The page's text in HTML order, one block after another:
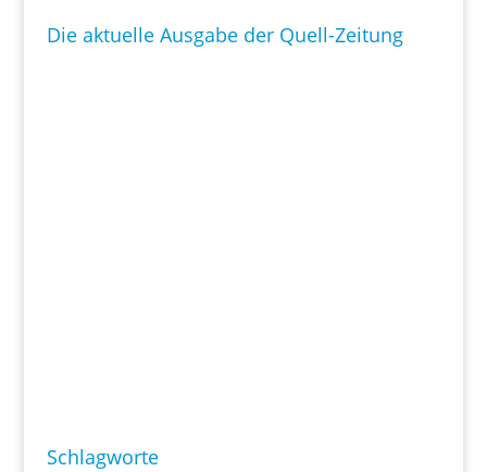
Die aktuelle Ausgabe der Quell-Zeitung
Schlagworte